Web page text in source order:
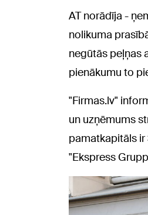
AT norādīja -
nolikuma
negūtās peļņas
pienākumu to
"Firmas.lv"
un uzņēmums
pamatkapitāls ir
"Ekspress